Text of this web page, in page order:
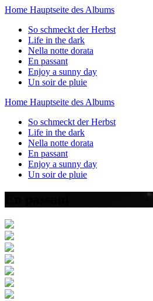
Home Hauptseite des Albums
So schmeckt der Herbst
Life in the dark
Nella notte dorata
En passant
Enjoy a sunny day
Un soir de pluie
Home Hauptseite des Albums
So schmeckt der Herbst
Life in the dark
Nella notte dorata
En passant
Enjoy a sunny day
Un soir de pluie